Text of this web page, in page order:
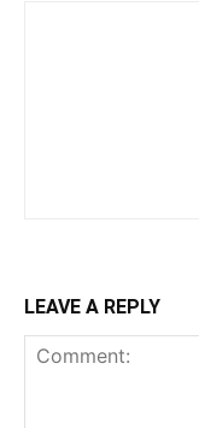
LEAVE A REPLY